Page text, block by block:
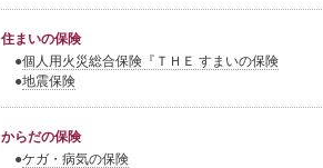
住まいの保険
●個人用火災総合保険『ＴＨＥ すまいの保険
●地震保険
からだの保険
●ケガ・病気の保険